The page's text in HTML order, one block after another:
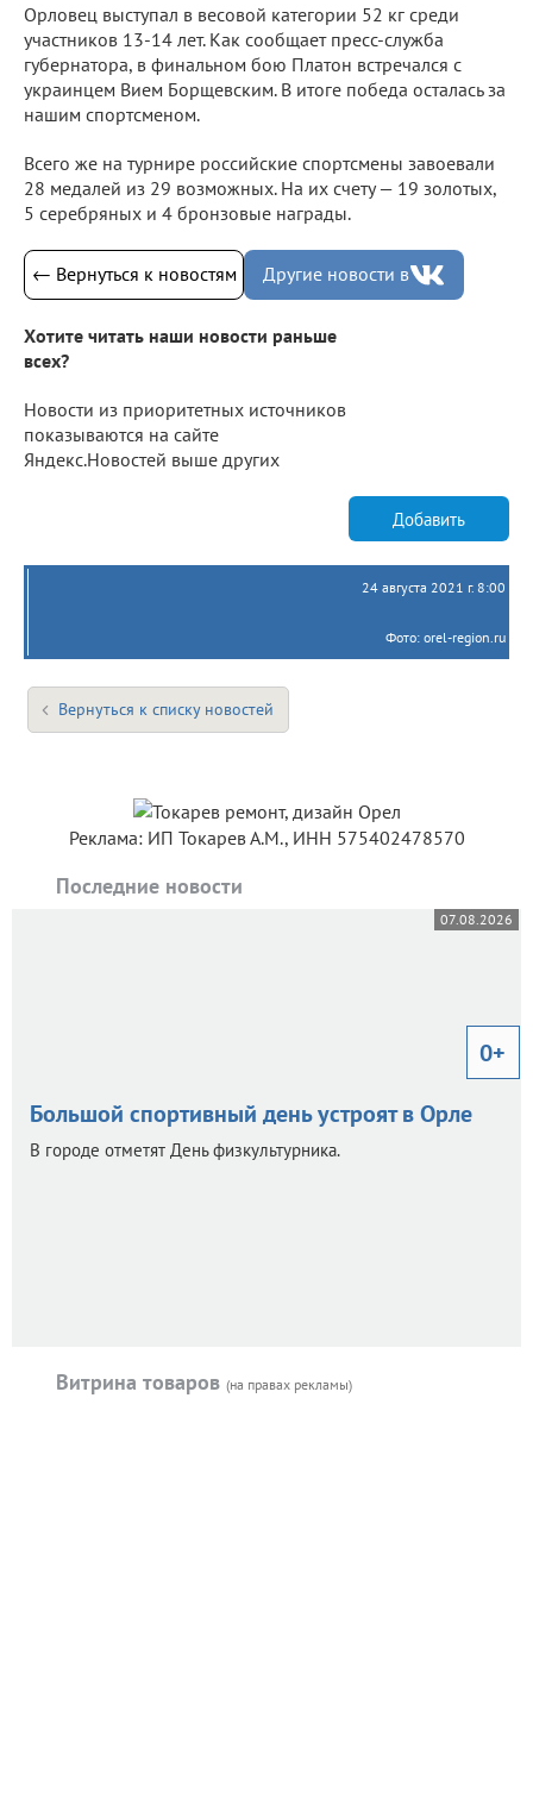
Орловец выступал в весовой категории 52 кг среди
участников 13-14 лет. Как сообщает пресс-служба
губернатора, в финальном бою Платон встречался с
украинцем Вием Борщевским. В итоге победа осталась за
нашим спортсменом.
Всего же на турнире российские спортсмены завоевали
28 медалей из 29 возможных. На их счету — 19 золотых,
5 серебряных и 4 бронзовые награды.
← Вернуться к новостям Другие новости в
Хотите читать наши новости раньше
всех?
Новости из приоритетных источников
показываются на сайте
Яндекс.Новостей выше других
Добавить
24 августа 2021 г. 8:00
Фото: orel-region.ru
Вернуться к списку новостей
Реклама: ИП Токарев А.М., ИНН 575402478570
Последние новости
07.08.2026
0+
Большой спортивный день устроят в Орле
В городе отметят День физкультурника.
Витрина товаров (на правах рекламы)